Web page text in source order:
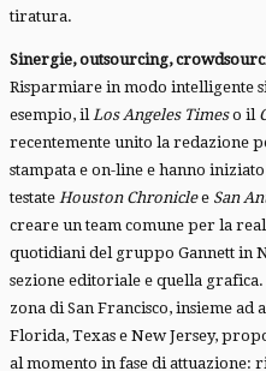
tiratura.
Sinergie, outsourcing,
Risparmiare in modo intelligente
esempio, ilLos Angeles Timeso il
recentemente unito la redazione
stampata e on-line e hanno
testate Houston Chroniclee San
creare un team comune per la
quotidiani del gruppo Gannett in
sezione editoriale e quella
zona di San Francisco, insieme ad
Florida, Texas e New Jersey,
al momento in fase di attuazione: